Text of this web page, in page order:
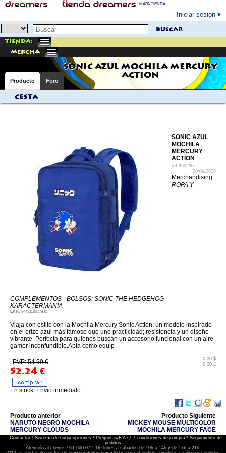
MAPA TIENDA
Iniciar sesion
buscar
Tienda:
mercha
SONIC AZUL MOCHILA MERCURY
ACTION
Producto Foro
Cesta
SONIC AZUL
MOCHILA
MERCURY
ACTION
ref 950296
20/09/2025
Merchandising
ROPA Y
COMPLEMENTOS - BOLSOS: SONIC THE HEDGEHOG
KARACTERMANIA
EAN: 8445118077902
Viaja con estilo con la Mochila Mercury Sonic Action; un modelo inspirado
en el erizo azul más famoso que une practicidad; resistencia y un diseño
vibrante. Perfecta para quienes buscan un accesorio funcional con un aire
gamer inconfundible.Apta como equip
PVP: 54.99 €
52.24 €
0.00 $
0.00 £
En stock. Envio inmediato
Producto anterior
NARUTO NEGRO MOCHILA
MERCURY CLOUDS
Producto Siguiente
MICKEY MOUSE MULTICOLOR
MOCHILA MERCURY FACE
Contactar/ Sistema de subscripciones/ Preguntas/F.A.Q. / condiciones de compra/ Seguimiento de
pedidos
Atención al cliente: 951 600 072. De lunes a sábados de 10h a 14h y de 17h a 21h.